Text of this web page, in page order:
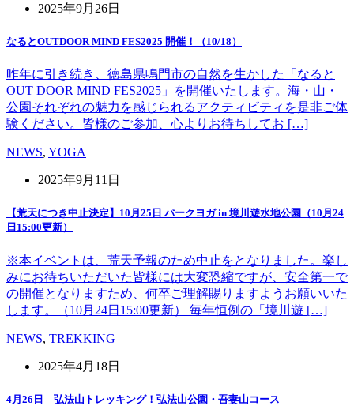
2025年9月26日
なるとOUTDOOR MIND FES2025 開催！（10/18）
昨年に引き続き、徳島県鳴門市の自然を生かした「なると
OUT DOOR MIND FES2025」を開催いたします。海・山・
公園それぞれの魅力を感じられるアクティビティを是非ご体
験ください。皆様のご参加、心よりお待ちしてお […]
NEWS, YOGA
2025年9月11日
【荒天につき中止決定】10月25日 パークヨガ in 境川遊水地公園（10月24
日15:00更新）
※本イベントは、荒天予報のため中止をとなりました。楽し
みにお待ちいただいた皆様には大変恐縮ですが、安全第一で
の開催となりますため、何卒ご理解賜りますようお願いいた
します。（10月24日15:00更新） 毎年恒例の「境川遊 […]
NEWS, TREKKING
2025年4月18日
4月26日 弘法山トレッキング！弘法山公園・吾妻山コース